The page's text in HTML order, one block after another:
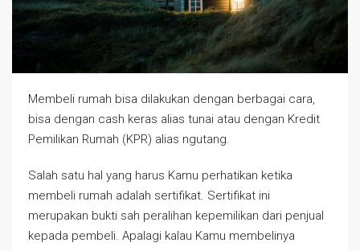
Membeli rumah bisa dilakukan dengan berbagai cara,
bisa dengan cash keras alias tunai atau dengan Kredit
Pemilikan Rumah (KPR) alias ngutang.
Salah satu hal yang harus Kamu perhatikan ketika
membeli rumah adalah sertifikat. Sertifikat ini
merupakan bukti sah peralihan kepemilikan dari penjual
kepada pembeli. Apalagi kalau Kamu membelinya